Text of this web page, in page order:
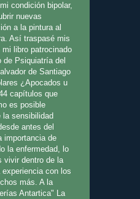
condición bipolar,
nuevas
a la pintura al
Así traspasé mis
mi libro patrocinado
de Psiquiatría del
de Santiago
¿Apocados u
capítulos que
es posible
la sensibilidad
antes del
importancia de
la enfermedad, lo
vivir dentro de la
experiencia con los
más. A la
Antartica" La